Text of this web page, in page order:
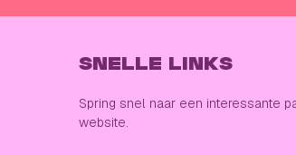
SNELLE LINKS
Spring snel naar een interessante
website.